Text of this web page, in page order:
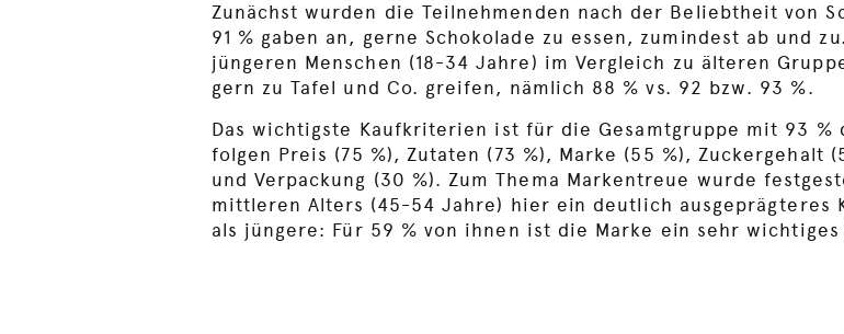
Zunächst wurden die Teilnehmenden nach der Beliebtheit von
91 % gaben an, gerne Schokolade zu essen, zumindest ab und
jüngeren Menschen (18-34 Jahre) im Vergleich zu älteren
gern zu Tafel und Co. greifen, nämlich 88 % vs. 92 bzw. 93 %.
Das wichtigste Kaufkriterien ist für die Gesamtgruppe mit 93 %
folgen Preis (75 %), Zutaten (73 %), Marke (55 %), Zuckergehalt
und Verpackung (30 %). Zum Thema Markentreue wurde
mittleren Alters (45-54 Jahre) hier ein deutlich ausgeprägteres
als jüngere: Für 59 % von ihnen ist die Marke ein sehr